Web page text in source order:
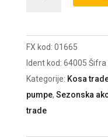
količina
FX kod: 01665
Ident kod: 64005 Šifra
Kategorije: Kosa
pumpe, Sezonska
trade